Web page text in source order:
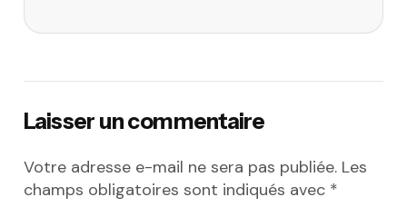
Laisser un commentaire
Votre adresse e-mail ne sera pas publiée. Les
champs obligatoires sont indiqués avec *